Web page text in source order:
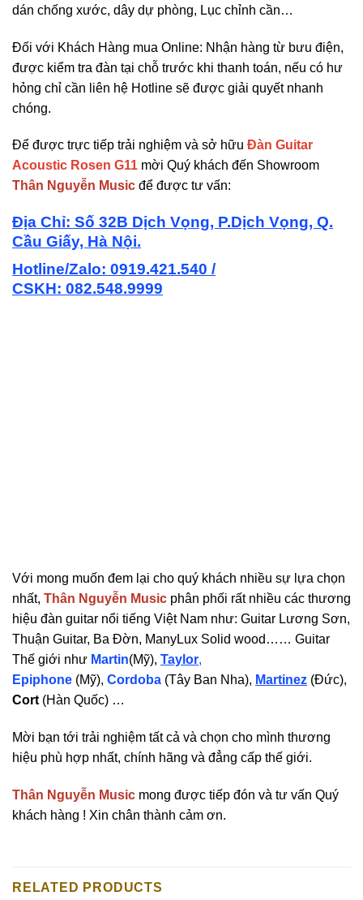
dán chống xước, dây dự phòng, Lục chỉnh cần…
Đối với Khách Hàng mua Online: Nhận hàng từ bưu điện,
được kiểm tra đàn tại chỗ trước khi thanh toán, nếu có hư
hỏng chỉ cần liên hệ Hotline sẽ được giải quyết nhanh
chóng.
Để được trực tiếp trải nghiệm và sở hữu Đàn Guitar
Acoustic Rosen G11 mời Quý khách đến Showroom
Thân Nguyễn Music để được tư vấn:
Địa Chỉ: Số 32B Dịch Vọng, P.Dịch Vọng, Q.
Cầu Giấy, Hà Nội.
Hotline/Zalo: 0919.421.540 /
CSKH: 082.548.9999
Với mong muốn đem lại cho quý khách nhiều sự lựa chọn
nhất, Thân Nguyễn Music phân phối rất nhiều các thương
hiệu đàn guitar nổi tiếng Việt Nam như: Guitar Lương Sơn,
Thuận Guitar, Ba Đờn, ManyLux Solid wood…… Guitar
Thế giới như Martin(Mỹ), Taylor,
Epiphone (Mỹ), Cordoba (Tây Ban Nha), Martinez (Đức),
Cort (Hàn Quốc) …
Mời bạn tới trải nghiệm tất cả và chọn cho mình thương
hiệu phù hợp nhất, chính hãng và đẳng cấp thế giới.
Thân Nguyễn Music mong được tiếp đón và tư vấn Quý
khách hàng ! Xin chân thành cảm ơn.
RELATED PRODUCTS